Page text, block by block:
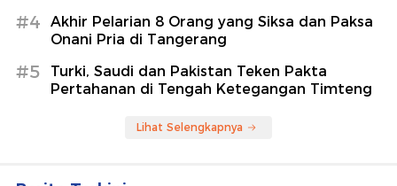
#4
Akhir Pelarian 8 Orang yang Siksa dan Paksa
Onani Pria di Tangerang
#5
Turki, Saudi dan Pakistan Teken Pakta
Pertahanan di Tengah Ketegangan Timteng
Lihat Selengkapnya